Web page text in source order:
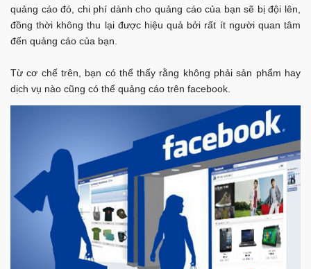
quảng cáo đó, chi phí dành cho quảng cáo của bạn sẽ bị đội lên,
đồng thời không thu lại được hiệu quả bởi rất ít người quan tâm
đến quảng cáo của bạn.
Từ cơ chế trên, bạn có thể thấy rằng không phải sản phẩm hay
dịch vụ nào cũng có thể quảng cáo trên facebook.